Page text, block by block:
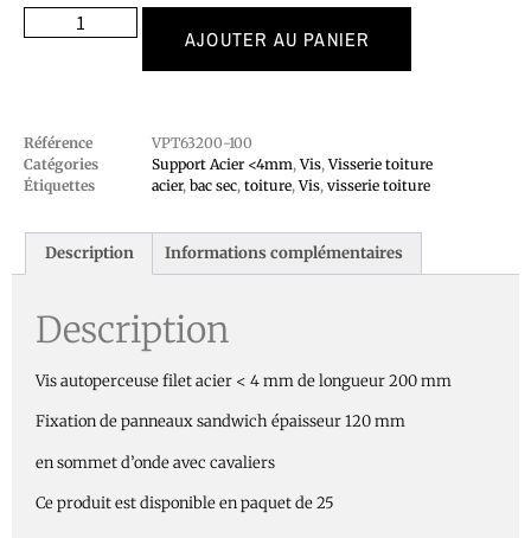
AJOUTER AU PANIER
Référence
VPT63200-100
Catégories
Support Acier <4mm,Vis,Visserie toiture
Étiquettes
acier, bac sec, toiture,Vis, visserie toiture
Description Informations complémentaires
Description
Vis autoperceuse filet acier < 4 mm de longueur 200 mm
Fixation de panneaux sandwich épaisseur 120 mm
en sommet d’onde avec cavaliers
Ce produit est disponible en paquet de 25